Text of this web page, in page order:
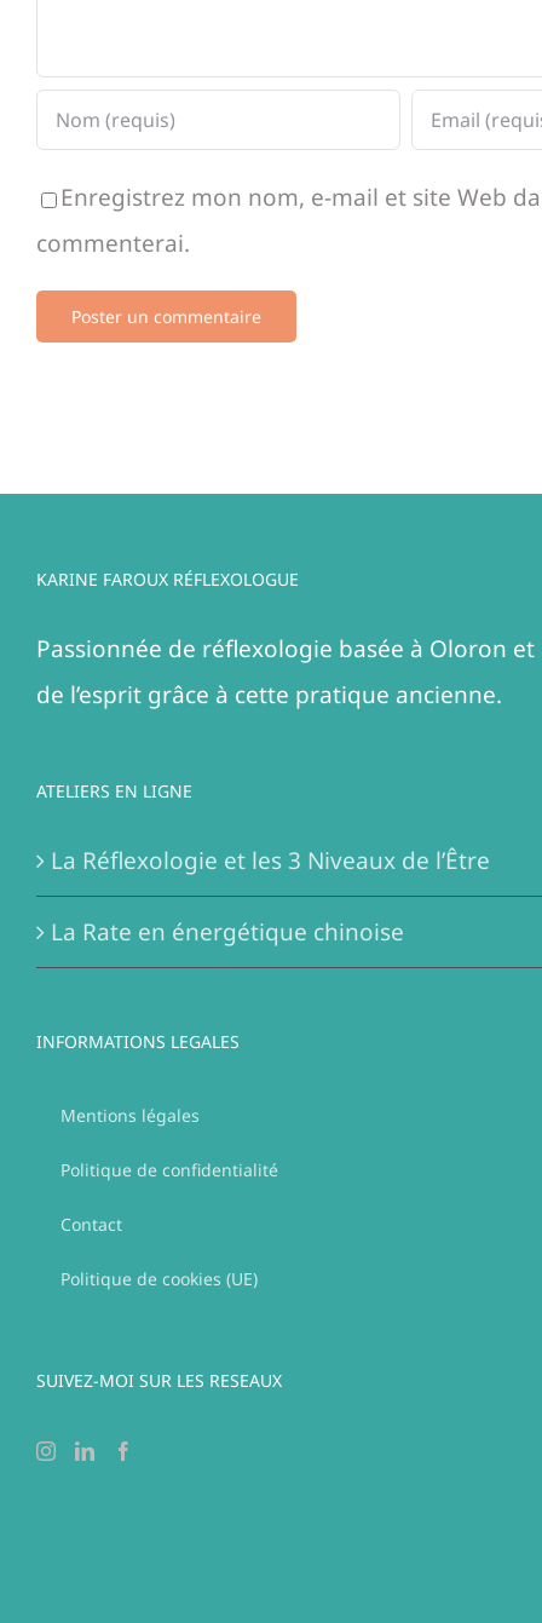
Enregistrez mon nom, e-mail et site Web
commenterai.
KARINE FAROUX RÉFLEXOLOGUE
Passionnée de réflexologie basée à Oloron
de l’esprit grâce à cette pratique ancienne.
ATELIERS EN LIGNE
La Réflexologie et les 3 Niveaux de l’Être
La Rate en énergétique chinoise
INFORMATIONS LEGALES
Mentions légales
Politique de confidentialité
Contact
Politique de cookies (UE)
SUIVEZ-MOI SUR LES RESEAUX